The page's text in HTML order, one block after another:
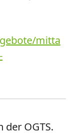
mitta
der OGTS.